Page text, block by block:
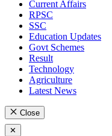
Current Affairs
RPSC
SSC
Education Updates
Govt Schemes
Result
Technology
Agriculture
Latest News
Close
✕